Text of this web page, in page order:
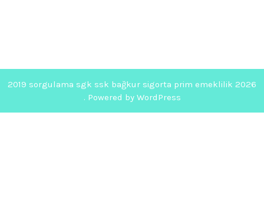
2019 sorgulama sgk ssk bağkur sigorta prim emeklilik 2026
. Powered by WordPress